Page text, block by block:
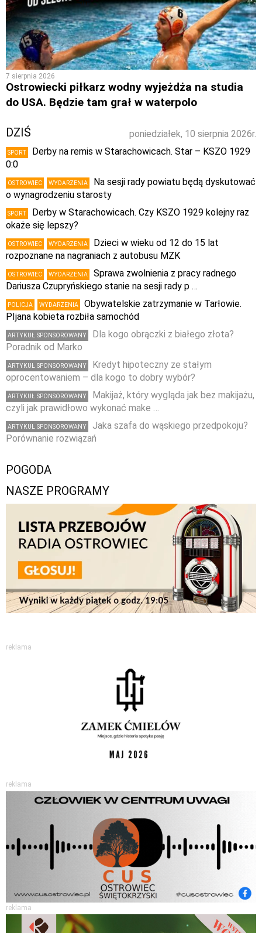
7 sierpnia 2026
Ostrowiecki piłkarz wodny wyjeżdża na studia
do USA. Będzie tam grał w waterpolo
poniedziałek, 10 sierpnia 2026r.
DZIŚ
SPORT
Derby na remis w Starachowicach. Star – KSZO 1929
0:0
OSTROWIEC WYDARZENIA
Na sesji rady powiatu będą dyskutować
o wynagrodzeniu starosty
SPORT
Derby w Starachowicach. Czy KSZO 1929 kolejny raz
okaże się lepszy?
OSTROWIEC WYDARZENIA
Dzieci w wieku od 12 do 15 lat
rozpoznane na nagraniach z autobusu MZK
OSTROWIEC WYDARZENIA
Sprawa zwolnienia z pracy radnego
Dariusza Czupryńskiego stanie na sesji rady p …
POLICJA WYDARZENIA
Obywatelskie zatrzymanie w Tarłowie.
PIjana kobieta rozbiła samochód
ARTYKUŁ SPONSOROWANY
Dla kogo obrączki z białego złota?
Poradnik od Marko
ARTYKUŁ SPONSOROWANY
Kredyt hipoteczny ze stałym
oprocentowaniem – dla kogo to dobry wybór?
ARTYKUŁ SPONSOROWANY
Makijaż, który wygląda jak bez makijażu,
czyli jak prawidłowo wykonać make …
ARTYKUŁ SPONSOROWANY
Jaka szafa do wąskiego przedpokoju?
Porównanie rozwiązań
POGODA
NASZE PROGRAMY
reklama
reklama
reklama